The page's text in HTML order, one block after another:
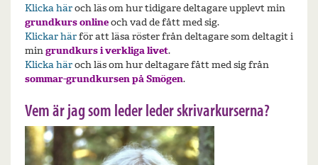
Klicka häroch läs om hur tidigare deltagare upplevt min
grundkurs onlineoch vad de fått med sig.
Klickar härför att läsa röster från deltagare som deltagit i
mingrundkurs i verkliga livet.
Klicka häroch läs om hur deltagare fått med sig från
sommar-grundkursen på Smögen.
Vem är jag som leder leder skrivarkurserna?